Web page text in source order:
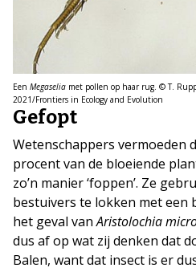
Een Megaselia met pollen op haar rug. © T.
2021/Frontiers in Ecology and Evolution
Gefopt
Wetenschappers vermoeden
procent van de bloeiende
zo’n manier ‘foppen’. Ze
bestuivers te lokken met een
het geval vanAristolochia
dus af op wat zij denken dat
Balen, want dat insect is er